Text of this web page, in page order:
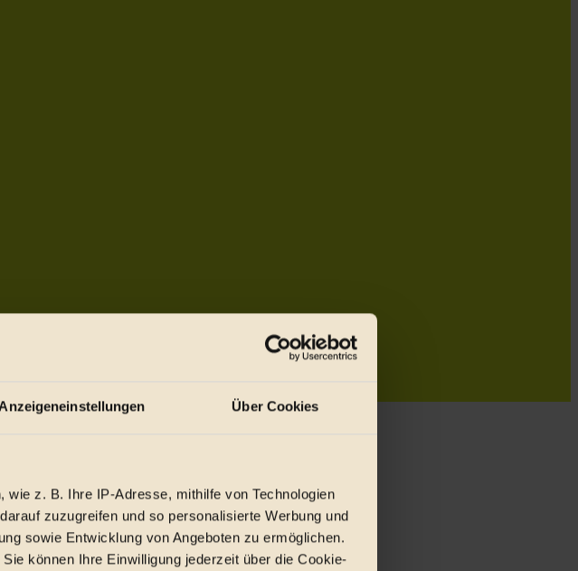
Anzeigeneinstellungen Über Cookies
wie z. B. Ihre IP-Adresse, mithilfe von Technologien
zuzugreifen und so personalisierte Werbung und
sowie Entwicklung von Angeboten zu ermöglichen.
können Ihre Einwilligung jederzeit über die Cookie-